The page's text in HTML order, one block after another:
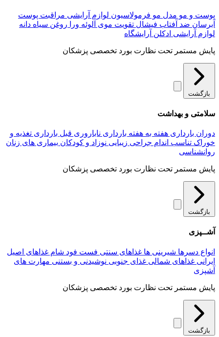
پوست و مو مدل مو فرمولاسیون لوازم آرایشی مراقبت پوست
آبرسان ضد آفتاب فیشال تقویت موی آلوئه‌ ورا روغن سیاه دانه
لوازم آرایشی ادکلن آرایشگاه
پایش مستمر تحت نظارت بورد تخصصی پزشکان
بازگشت
سلامتی و بهداشت
دوران بارداری هفته به هفته بارداری ناباروری قبل بارداری تغذیه و
خوراک تناسب اندام جراحی زیبایی نوزاد و کودکان بیماری های زنان
روانشناسی
پایش مستمر تحت نظارت بورد تخصصی پزشکان
بازگشت
آشــپزی
انواع دسرها شیرینی ها غذاهای سنتی فست فود شام غذاهای اصیل
ایرانی غذاهای شمالی غذای جنوبی نوشیدنی و بستنی مهارت های
آشپزی
پایش مستمر تحت نظارت بورد تخصصی پزشکان
بازگشت